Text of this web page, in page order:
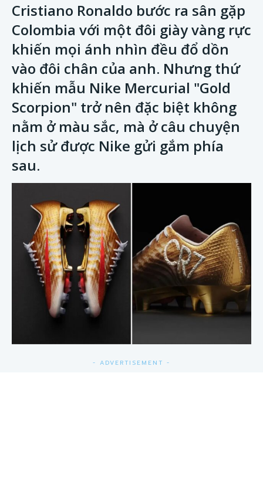
Cristiano Ronaldo bước ra sân gặp
Colombia với một đôi giày vàng rực
khiến mọi ánh nhìn đều đổ dồn
vào đôi chân của anh. Nhưng thứ
khiến mẫu Nike Mercurial "Gold
Scorpion" trở nên đặc biệt không
nằm ở màu sắc, mà ở câu chuyện
lịch sử được Nike gửi gắm phía
sau.
- ADVERTISEMENT -